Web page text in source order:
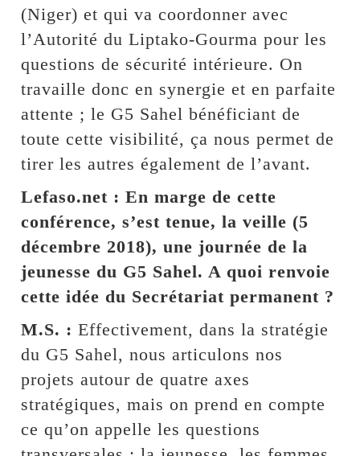
(Niger) et qui va coordonner avec
l’Autorité du Liptako-Gourma pour les
questions de sécurité intérieure. On
travaille donc en synergie et en parfaite
attente ; le G5 Sahel bénéficiant de
toute cette visibilité, ça nous permet de
tirer les autres également de l’avant.
Lefaso.net : En marge de cette
conférence, s’est tenue, la veille (5
décembre 2018), une journée de la
jeunesse du G5 Sahel. A quoi renvoie
cette idée du Secrétariat permanent ?
M.S. :Effectivement, dans la stratégie
du G5 Sahel, nous articulons nos
projets autour de quatre axes
stratégiques, mais on prend en compte
ce qu’on appelle les questions